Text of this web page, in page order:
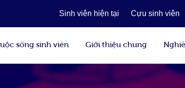
Sinh viên hiện tại Cựu sinh viên
sống sinh viên Giới thiệu chung